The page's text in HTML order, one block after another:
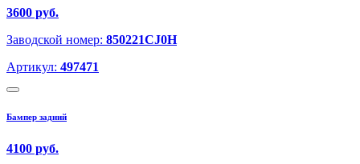
3600 руб.
Заводской номер: 850221CJ0H
Артикул: 497471
Бампер задний
4100 руб.